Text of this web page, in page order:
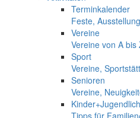
Terminkalender
Feste,
Vereine
Vereine von A bis
Sport
Vereine,
Senioren
Vereine,